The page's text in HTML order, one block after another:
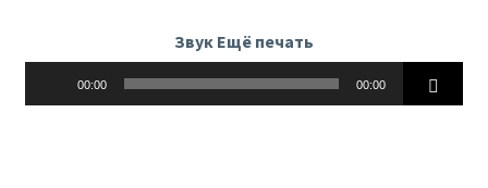
Звук Ещё печать
00:00 00:00